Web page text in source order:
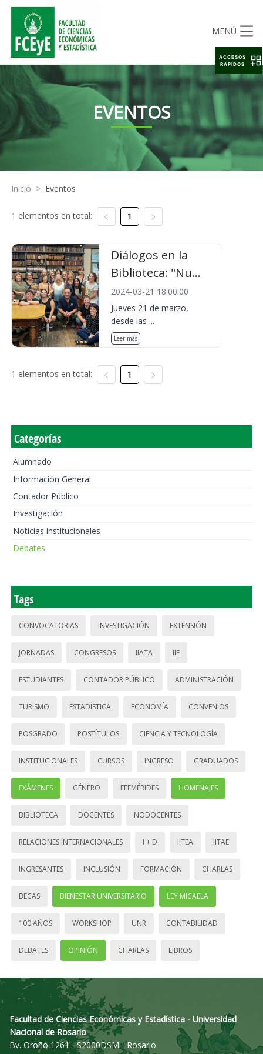
MENÚ
EVENTOS
Inicio > Eventos
1 elementos en total: 1
Diálogos en la
Biblioteca: "Nu...
2024-03-21 18:00:00
Jueves 21 de marzo,
desde las ...
Leer más
1 elementos en total: 1
Categorías
Alumnado
Información General
Contador Público
Investigación
Noticias institucionales
Debates
Tags
CONVOCATORIAS INVESTIGACIÓN EXTENSIÓN
JORNADAS CONGRESOS IIATA IIE
ESTUDIANTES CONTADOR PÚBLICO ADMINISTRACIÓN
TURISMO ESTADÍSTICA ECONOMÍA CONVENIOS
POSGRADO POSTÍTULOS CIENCIA Y TECNOLOGÍA
INSTITUCIONALES CURSOS INGRESO GRADUADOS
EXÁMENES GÉNERO EFEMÉRIDES HOMENAJES
BIBLIOTECA DOCENTES NODOCENTES
RELACIONES INTERNACIONALES I + D IITEA IITAE
INGRESANTES INCLUSIÓN FORMACIÓN CHARLAS
BECAS BIENESTAR UNIVERSITARIO LEY MICAELA
100 AÑOS WORKSHOP UNR CONTABILIDAD
DEBATES OPINIÓN CHARLAS LIBROS
Facultad de Ciencias Económicas y Estadística - Universidad
Nacional de Rosario
Bv. Oroño 1261 - S2000DSM - Rosario
ACCESOS
RAPIDOS